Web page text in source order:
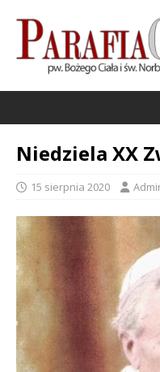
Niedziela XX
15 sierpnia 2020